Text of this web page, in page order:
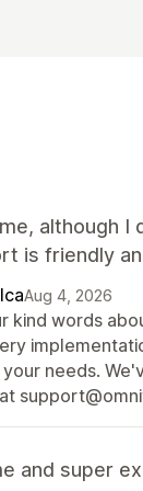
although
is friendly
Aug 4, 2026
kind words
needs.
and super